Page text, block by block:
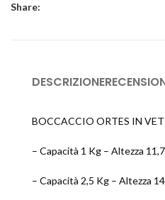
Share:
DESCRIZIONE
BOCCACCIO ORTES IN
– Capacità 1 Kg – Altezza
– Capacità 2,5 Kg – Altezza